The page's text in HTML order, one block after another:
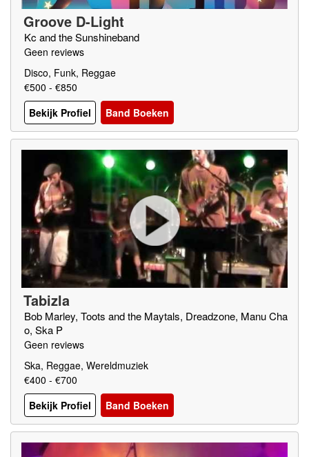
Groove D-Light
Kc and the Sunshineband
Geen reviews
Disco, Funk, Reggae
€500 - €850
Bekijk Profiel
Band Boeken
Tabizla
Bob Marley, Toots and the Maytals, Dreadzone, Manu Cha
o, Ska P
Geen reviews
Ska, Reggae, Wereldmuziek
€400 - €700
Bekijk Profiel
Band Boeken